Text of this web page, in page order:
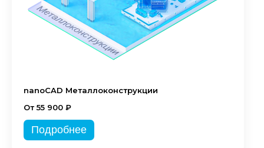
nanoCAD Металлоконструкции
От 55 900 ₽
Подробнее